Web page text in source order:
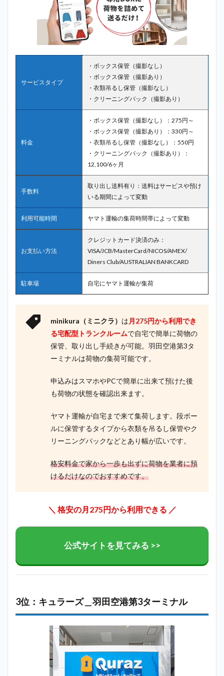
サービスタイプ
・ボックス保管（撮影なし）
・ボックス保管（撮影あり）
・衣類吊るし保管（撮影なし）
・クリーニングパック（撮影あり）
料金
・ボックス保管（撮影なし）：275円～
・ボックス保管（撮影あり）：330円～
・衣類吊るし保管（撮影なし）：550円
・クリーニングパック（撮影あり）：
12,100/6ヶ月
手数料
取り出し送料有り：送料はサービスや預け
いる期間によって変動
利用可能時間 ヤマト運輸の集荷時間帯によって変動
お支払い方法
クレジットカード決済のみ：
VISA/JCB/MasterCard/NICOS/AMEX/
Diners Club/AUSTRALIAN BANKCARD
駐車場 自宅にヤマト運輸が集荷
minikura（ミニクラ） は 月275円から利用でき
る宅配型トランクルームで自宅で簡単に荷物の
保管、取り出し手続きが可能。羽田空港第3タ
ーミナルは荷物の集荷可能です。
申込みはスマホやPCで簡単に出来て預けた後
も荷物の状態を確認出来ます。
ヤマト運輸が自宅まで来て集荷します。段ボー
ルに保管するタイプから衣類を吊るし保管やク
リーニングパックなどとあり幅が広いです。
格安料金で家から一歩も出ずに荷物を業者に預
けるだけなのでおすすめです。
＼ 格安の月275円から利用できる ／
公式サイトを見てみる >>
3位：キュラーズ＿羽田空港第3ターミナル